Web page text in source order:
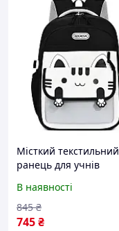
Місткий текстильний
ранець для учнів
хлопчиків і дівчаток
В наявності
745₴
845 ₴